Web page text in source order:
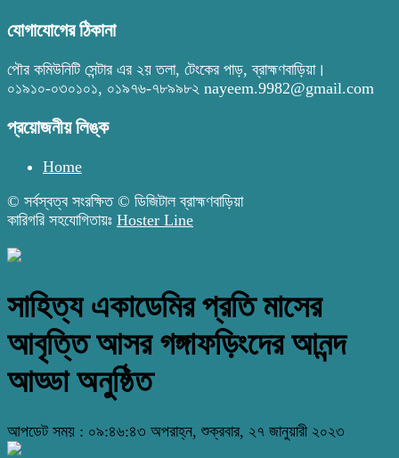
যোগাযোগের ঠিকানা
পৌর কমিউনিটি সেন্টার এর ২য় তলা, টেংকের পাড়, ব্রাহ্মণবাড়িয়া।
০১৯১০-০৩০১০১, ০১৯৭৬-৭৮৯৯৮২ nayeem.9982@gmail.com
প্রয়োজনীয় লিঙ্ক
Home
© সর্বস্বত্ব সংরক্ষিত © ডিজিটাল ব্রাহ্মণবাড়িয়া
কারিগরি সহযোগিতায়ঃ Hoster Line
সাহিত্য একাডেমির প্রতি মাসের
আবৃত্তি আসর গঙ্গাফড়িংদের আনন্দ
আড্ডা অনুষ্ঠিত
আপডেট সময় : ০৯:৪৬:৪৩ অপরাহ্ন, শুক্রবার, ২৭ জানুয়ারী ২০২৩